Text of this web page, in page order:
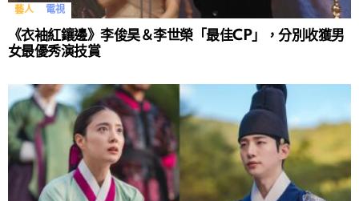
藝人 電視
《衣袖紅鑲邊》李俊昊＆李世榮「最佳CP」，分別收獲男
女最優秀演技賞